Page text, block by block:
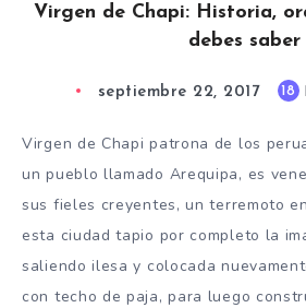
Virgen de Chapi: Historia,
debes saber
septiembre 22, 2017 18
Virgen de Chapi patrona de los
un pueblo llamado Arequipa, es
sus fieles creyentes, un terremoto
esta ciudad tapio por completo la
saliendo ilesa y colocada
con techo de paja, para luego